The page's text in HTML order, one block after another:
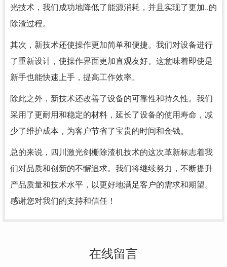
光技术，我们成功地降低了能源消耗，并且实现了更加..的
除渣过程。
其次，新技术还使操作更加简单和便捷。我们对设备进行
了重新设计，使操作界面更加直观友好。这意味着即使是
新手也能快速上手，提高工作效率。
除此之外，新技术还改善了设备的可靠性和持久性。我们
采用了更耐用和稳定的材料，延长了设备的使用寿命，减
少了维护成本，为客户节省了宝贵的时间和金钱。
总的来说，四川激光剑栅除渣机技术的这次革新标志着我
们对品质和创新的不懈追求。我们将继续努力，不断提升
产品质量和技术水平，以更好地满足客户的需求和期望。
感谢您对我们的支持和信任！
在线留言